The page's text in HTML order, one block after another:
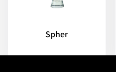
Spher